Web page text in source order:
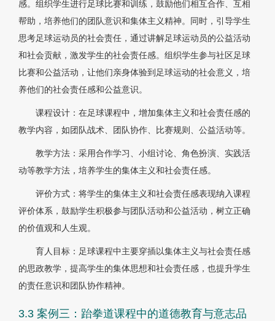
感。组织学生进行足球比赛和训练，鼓励他们相互合作、互相
帮助，培养他们的团队意识和集体主义精神。同时，引导学生
思考足球运动员的社会责任，通过讲解足球运动员的公益活动
和社会贡献，激发学生的社会责任感。组织学生参与社区足球
比赛和公益活动，让他们亲身体验到足球运动的社会意义，培
养他们的社会责任感和公益意识。
课程设计：在足球课程中，增加集体主义和社会责任感的
教学内容，如团队战术、团队协作、比赛规则、公益活动等。
教学方法：采用合作学习、小组讨论、角色扮演、实践活
动等教学方法，培养学生的集体主义和社会责任感。
评价方式：将学生的集体主义和社会责任感表现纳入课程
评价体系，鼓励学生积极参与团队活动和公益活动，树立正确
的价值观和人生观。
育人目标：足球课程中主要穿插以集体主义与社会责任感
的思政教学，提高学生的集体思想和社会责任感，也提升学生
的责任意识和团队协作精神。
3.3 案例三：跆拳道课程中的道德教育与意志品